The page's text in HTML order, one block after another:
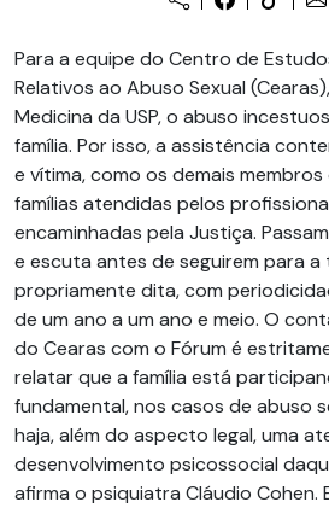
Para a equipe do Centro de
Relativos ao Abuso Sexual
Medicina da USP, o abuso
família. Por isso, a assistência
e vítima, como os demais
famílias atendidas pelos
encaminhadas pela Justiça.
e escuta antes de seguirem para a
propriamente dita, com
de um ano a um ano e meio. O
do Cearas com o Fórum é
relatar que a família está
fundamental, nos casos de abuso
haja, além do aspecto legal, uma
desenvolvimento psicossocial
afirma o psiquiatra Cláudio Cohen.